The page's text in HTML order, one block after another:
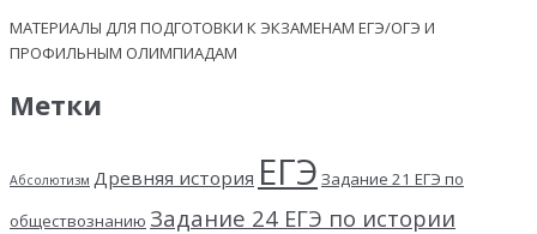
МАТЕРИАЛЫ ДЛЯ ПОДГОТОВКИ К ЭКЗАМЕНАМ ЕГЭ/ОГЭ И
ПРОФИЛЬНЫМ ОЛИМПИАДАМ
Метки
Абсолютизм Древняя история ЕГЭ Задание 21 ЕГЭ по
обществознанию Задание 24 ЕГЭ по истории